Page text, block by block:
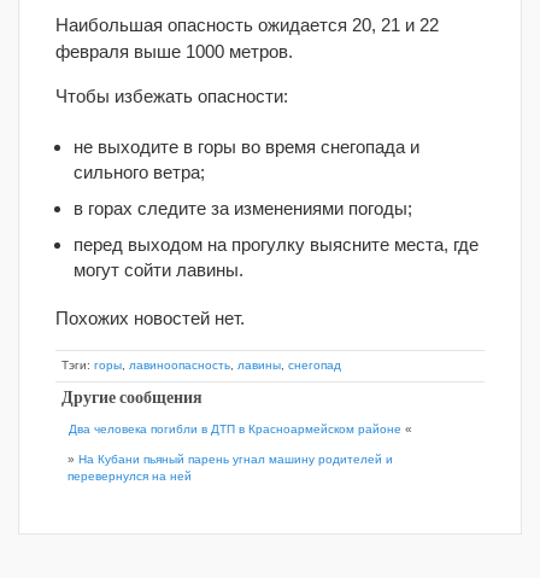
Наибольшая опасность ожидается 20, 21 и 22
февраля выше 1000 метров.
Чтобы избежать опасности:
не выходите в горы во время снегопада и
сильного ветра;
в горах следите за изменениями погоды;
перед выходом на прогулку выясните места, где
могут сойти лавины.
Похожих новостей нет.
Тэги: горы лавиноопасность лавины снегопад
Другие сообщения
Два человека погибли в ДТП в Красноармейском районе «
» На Кубани пьяный парень угнал машину родителей и
перевернулся на ней